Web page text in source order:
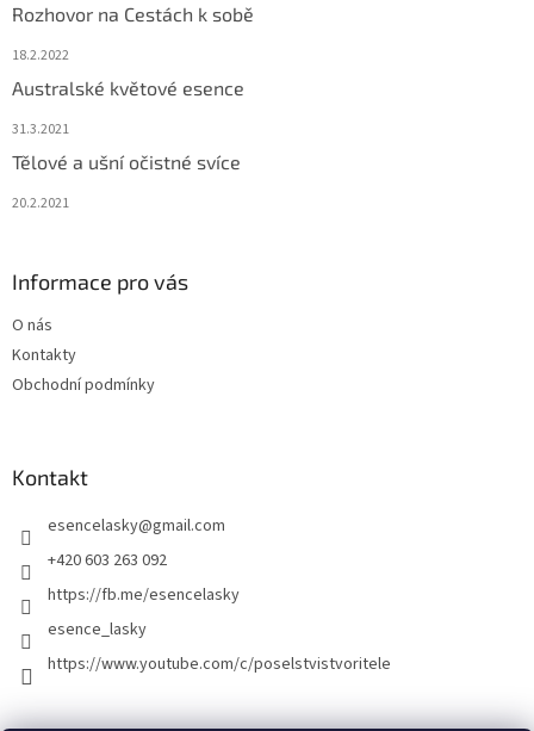
Rozhovor na Cestách k sobě
18.2.2022
Australské květové esence
31.3.2021
Tělové a ušní očistné svíce
20.2.2021
Informace pro vás
O nás
Kontakty
Obchodní podmínky
Kontakt
esencelasky@gmail.com
+420 603 263 092
https://fb.me/esencelasky
esence_lasky
https://www.youtube.com/c/poselstvistvoritele